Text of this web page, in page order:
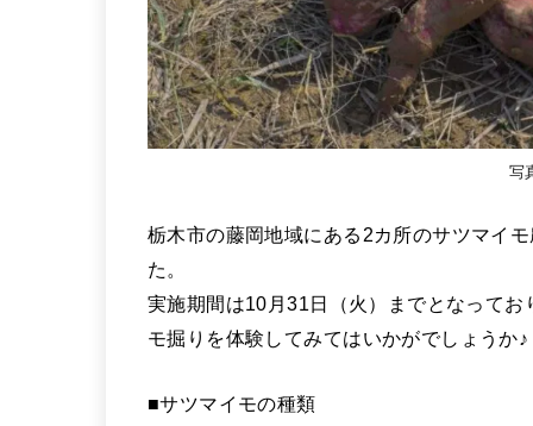
写
栃木市の藤岡地域にある2カ所のサツマイ
た。
実施期間は10月31日（火）までとなって
モ掘りを体験してみてはいかがでしょうか♪
■サツマイモの種類